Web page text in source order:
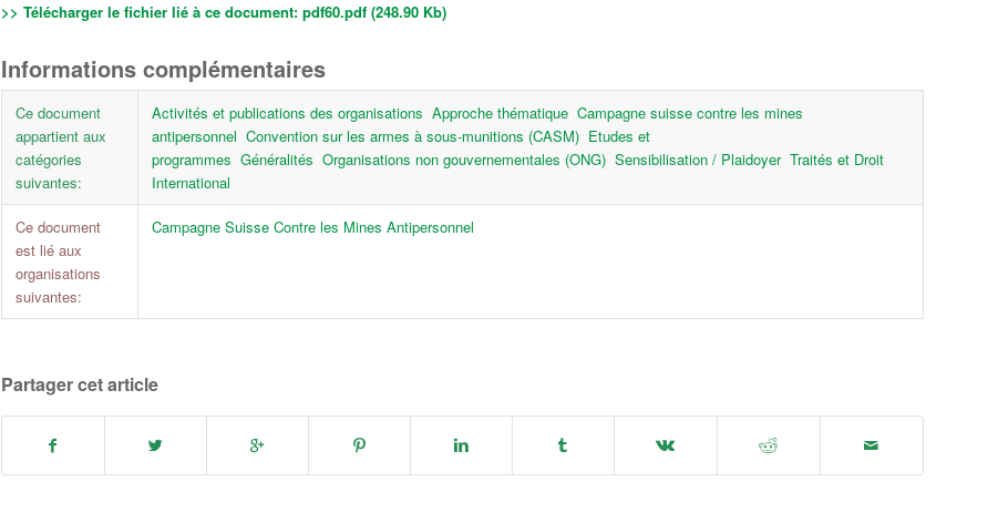
>> Télécharger le fichier lié à ce document: pdf60.pdf (248.90 Kb)
Informations complémentaires
Ce document
appartient aux
catégories
suivantes:
Activités et publications des organisations Approche thématique Campagne suisse contre les mines
antipersonnel Convention sur les armes à sous-munitions (CASM) Etudes et
programmes Généralités Organisations non gouvernementales (ONG) Sensibilisation / Plaidoyer Traités et Droit
International
Ce document
est lié aux
organisations
suivantes:
Campagne Suisse Contre les Mines Antipersonnel
Partager cet article